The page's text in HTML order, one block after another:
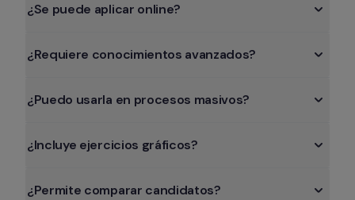
¿Se puede aplicar online?
¿Requiere conocimientos avanzados?
¿Puedo usarla en procesos masivos?
¿Incluye ejercicios gráficos?
¿Permite comparar candidatos?